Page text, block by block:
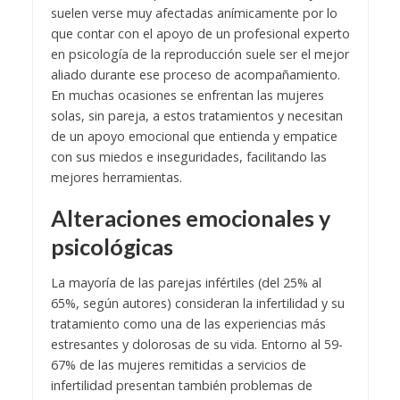
suelen verse muy afectadas anímicamente por lo
que contar con el apoyo de un profesional experto
en psicología de la reproducción suele ser el mejor
aliado durante ese proceso de acompañamiento.
En muchas ocasiones se enfrentan las mujeres
solas, sin pareja, a estos tratamientos y necesitan
de un apoyo emocional que entienda y empatice
con sus miedos e inseguridades, facilitando las
mejores herramientas.
Alteraciones emocionales y
psicológicas
La mayoría de las parejas infértiles (del 25% al
65%, según autores) consideran la infertilidad y su
tratamiento como una de las experiencias más
estresantes y dolorosas de su vida. Entorno al 59-
67% de las mujeres remitidas a servicios de
infertilidad presentan también problemas de